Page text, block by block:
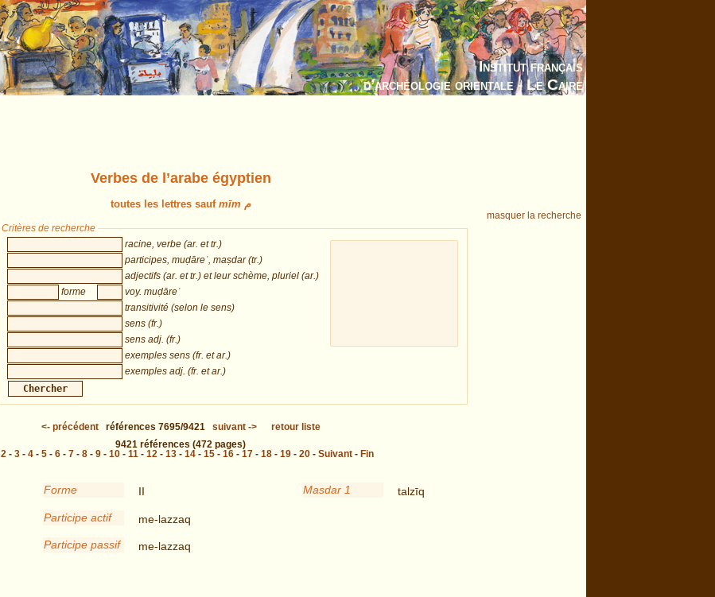
Institut français
d’archéologie orientale - Le Caire
Verbes de l’arabe égyptien
toutes les lettres sauf mīm م
masquer la recherche
Critères de recherche
racine, verbe (ar. et tr.)
participes, muḍāreʿ, maṣdar (tr.)
adjectifs (ar. et tr.) et leur schème, pluriel (ar.)
forme
voy. muḍāreʿ
transitivité (selon le sens)
sens (fr.)
sens adj. (fr.)
exemples sens (fr. et ar.)
exemples adj. (fr. et ar.)
<- précédent références 7695/9421 suivant->
retour liste
9421 références (472 pages)
2 - 3 - 4 - 5 - 6 - 7 - 8 - 9 - 10 - 11 - 12 - 13 - 14 - 15 - 16 - 17 - 18 - 19 - 20 - Suivant - Fin
Forme II
Participe actif me-lazzaq
Participe passif me-lazzaq
Masdar 1 talzīq